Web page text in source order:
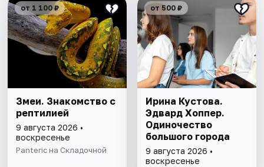
от 1 100 ₽
Змеи. Знакомство с
рептилией
9 августа 2026 •
воскресенье
Panteric на Складочной
от 500 ₽
Ирина Кустова.
Эдвард Хоппер.
Одиночество
большого города
9 августа 2026 •
воскресенье